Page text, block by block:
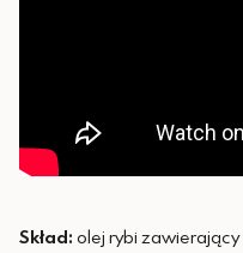
Skład: olej rybi